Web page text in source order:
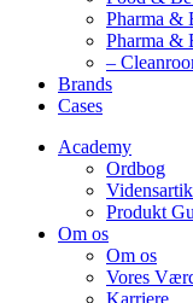
Pharma &
Pharma &
–
Brands
Cases
Academy
Ordbog
Produkt
Om os
Om os
Vores
Karriere